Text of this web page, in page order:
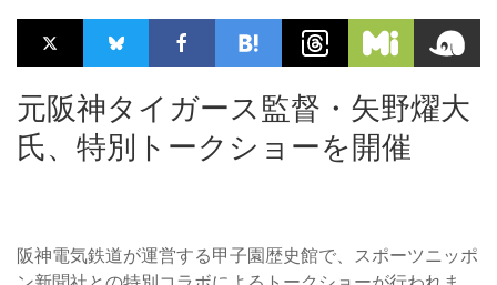
元阪神タイガース監督・矢野燿大
氏、特別トークショーを開催
阪神電気鉄道が運営する甲子園歴史館で、スポーツニッポ